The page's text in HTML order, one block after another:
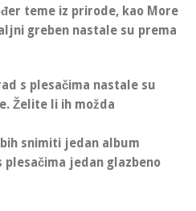
teme iz prirode, kao More
greben nastale su prema
s plesačima nastale su
Želite li ih možda
snimiti jedan album
jedan glazbeno